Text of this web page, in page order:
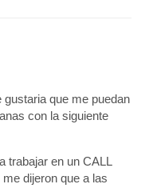
que me puedan
con la siguiente
trabajar en un CALL
dijeron que a las